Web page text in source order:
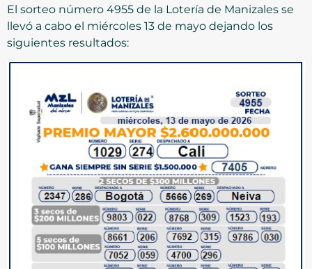
El sorteo número 4955 de la Lotería de Manizales se
llevó a cabo el miércoles 13 de mayo dejando los
siguientes resultados: